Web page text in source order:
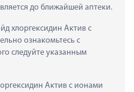
до ближайшей аптеки.
хлоргексидин Актив с
ознакомьтесь с
следуйте указанным
Актив с ионами